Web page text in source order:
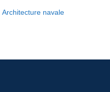
Architecture navale